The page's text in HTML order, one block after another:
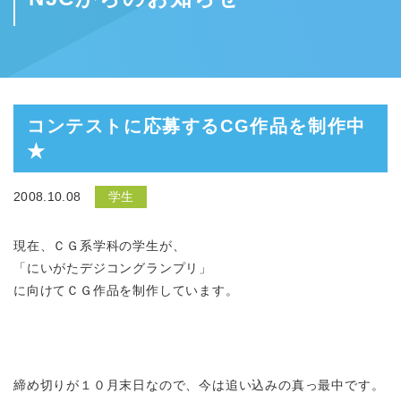
コンテストに応募するCG作品を制作中
★
2008.10.08 学生
現在、ＣＧ系学科の学生が、
「にいがたデジコングランプリ」
に向けてＣＧ作品を制作しています。
締め切りが１０月末日なので、今は追い込みの真っ最中です。